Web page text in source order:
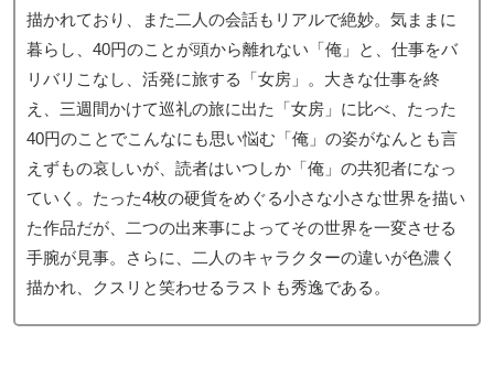
描かれており、また二人の会話もリアルで絶妙。気ままに
暮らし、40円のことが頭から離れない「俺」と、仕事をバ
リバリこなし、活発に旅する「女房」。大きな仕事を終
え、三週間かけて巡礼の旅に出た「女房」に比べ、たった
40円のことでこんなにも思い悩む「俺」の姿がなんとも言
えずもの哀しいが、読者はいつしか「俺」の共犯者になっ
ていく。たった4枚の硬貨をめぐる小さな小さな世界を描い
た作品だが、二つの出来事によってその世界を一変させる
手腕が見事。さらに、二人のキャラクターの違いが色濃く
描かれ、クスリと笑わせるラストも秀逸である。